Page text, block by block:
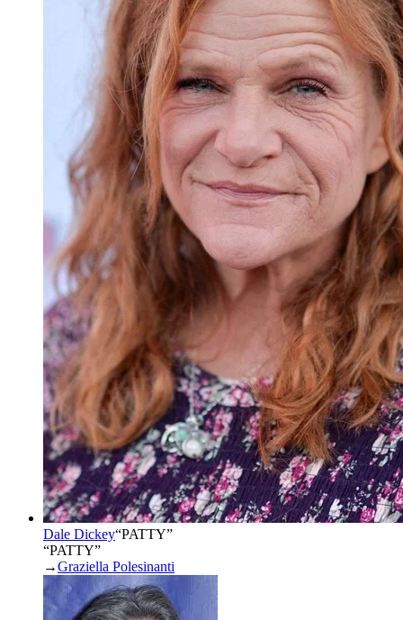
Dale Dickey“PATTY”
“PATTY”
→Graziella Polesinanti